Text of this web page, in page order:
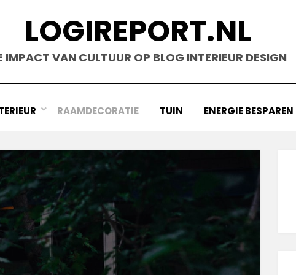
LOGIREPORT.NL
IMPACT VAN CULTUUR OP BLOG INTERIEUR DESIGN
RAAMDECORATIE TUIN ENERGIE BESPAREN